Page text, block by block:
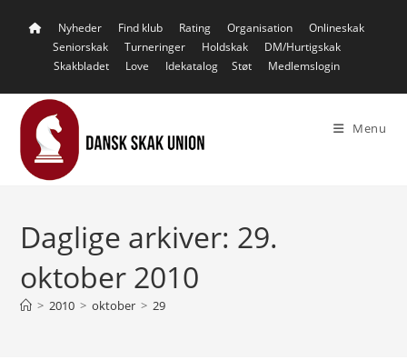
Nyheder Find klub Rating Organisation
Onlineskak
Seniorskak
Turneringer Holdskak
DM/Hurtigskak
Skakbladet
Love Idekatalog Støt Medlemslogin
Menu
Daglige arkiver: 29.
oktober 2010
> 2010 > oktober > 29